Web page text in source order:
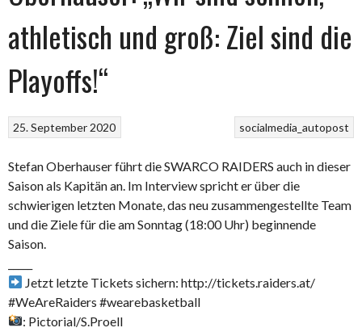
athletisch und groß: Ziel sind die
Playoffs!“
socialmedia_autopost
25. September 2020
Stefan Oberhauser führt die SWARCO RAIDERS auch in dieser
Saison als Kapitän an. Im Interview spricht er über die
schwierigen letzten Monate, das neu zusammengestellte Team
und die Ziele für die am Sonntag (18:00 Uhr) beginnende
Saison.
Jetzt letzte Tickets sichern: http://tickets.raiders.at/
#WeAreRaiders #wearebasketball
: Pictorial/S.Proell